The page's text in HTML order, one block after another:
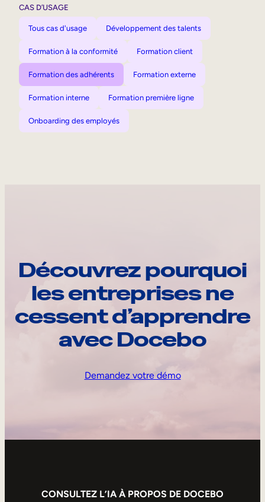
CAS D’USAGE
Tous cas d'usage Développement des talents
Formation à la conformité Formation client
Formation des adhérents Formation externe
Formation interne Formation première ligne
Onboarding des employés
Découvrez pourquoi
les entreprises ne
cessent d’apprendre
avec Docebo
Demandez votre démo
CONSULTEZ L’IA À PROPOS DE DOCEBO